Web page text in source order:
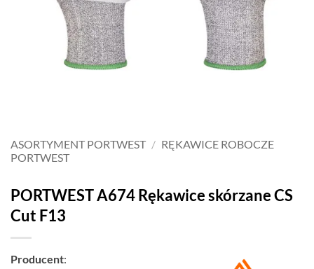
ASORTYMENT PORTWEST / RĘKAWICE ROBOCZE
PORTWEST
PORTWEST A674 Rękawice skórzane CS
Cut F13
Producent: